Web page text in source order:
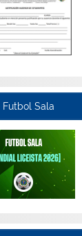
Futbol Sala